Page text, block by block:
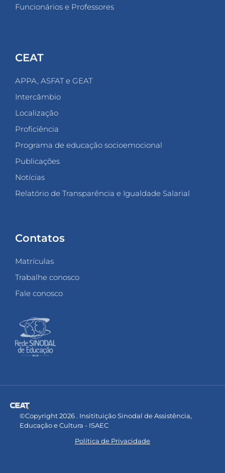
Funcionários e Professores
CEAT
APPA, ASFAT e GEAT
Intercâmbio
Localização
Proficiência
Programa de educação socioemocional
Publicações
Notícias
Relatório de Transparência e Igualdade Salarial
Contatos
Matrículas
Trabalhe conosco
Fale conosco
©Copyright 2026 . Insitituição Sinodal de Assistência,
Educação e Cultura - ISAEC
Política de Privacidade